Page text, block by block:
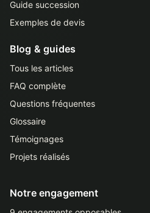
Guide succession
Exemples de devis
Blog & guides
Tous les articles
FAQ complète
Questions fréquentes
Glossaire
Témoignages
Projets réalisés
Notre engagement